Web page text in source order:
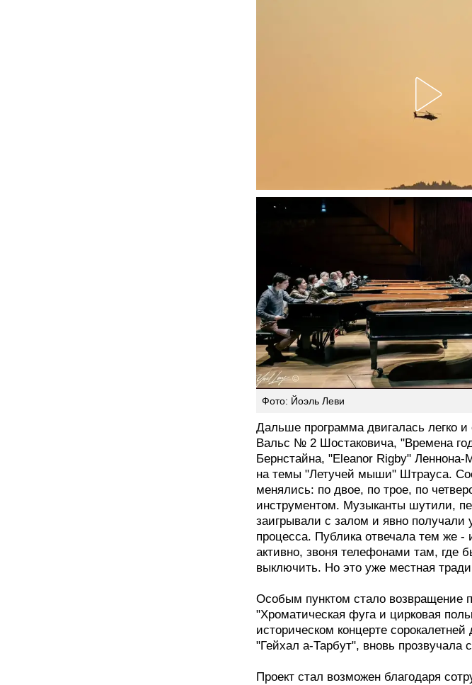
Фото: Йоэль Леви
Дальше программа двигалась легко и
Вальс № 2 Шостаковича, "Времена
Бернстайна, "Eleanor Rigby" Леннона-
на темы "Летучей мыши" Штрауса.
менялись: по двое, по трое, по
инструментом. Музыканты шутили,
заигрывали с залом и явно получали
процесса. Публика отвечала тем же -
активно, звоня телефонами там, где
выключить. Но это уже местная
Особым пунктом стало возвращение
"Хроматическая фуга и цирковая
историческом концерте
"Гейхал а-Тарбут", вновь прозвучала
Проект стал возможен благодаря